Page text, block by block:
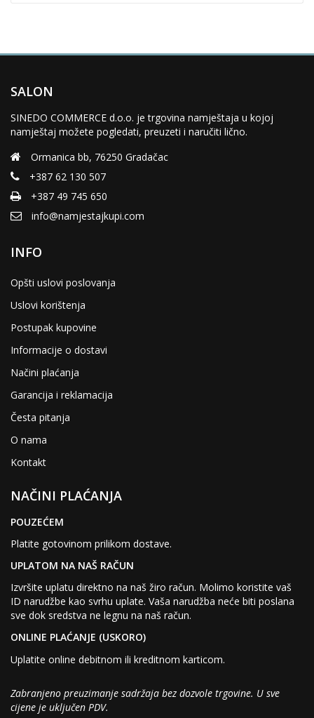
SALON
SINEDO COMMERCE d.o.o. je trgovina namještaja u kojoj
namještaj možete pogledati, preuzeti i naručiti lično.
Ormanica bb, 76250 Gradačac
+387 62 130 507
+387 49 745 650
info@namjestajkupi.com
INFO
Opšti uslovi poslovanja
Uslovi korištenja
Postupak kupovine
Informacije o dostavi
Načini plaćanja
Garancija i reklamacija
Česta pitanja
O nama
Kontakt
NAČINI PLAĆANJA
POUZEĆEM
Platite gotovinom prilikom dostave.
UPLATOM NA NAŠ RAČUN
Izvršite uplatu direktno na naš žiro račun. Molimo koristite vaš
ID narudžbe kao svrhu uplate. Vaša narudžba neće biti poslana
sve dok sredstva ne legnu na naš račun.
ONLINE PLAĆANJE (USKORO)
Uplatite online debitnom ili kreditnom karticom.
Zabranjeno preuzimanje sadržaja bez dozvole trgovine. U sve
cijene je uključen PDV.